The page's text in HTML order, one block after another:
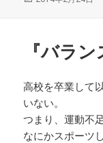
『バラ
高校を卒業して
いない。
つまり、運動不足
なにかスポーツ